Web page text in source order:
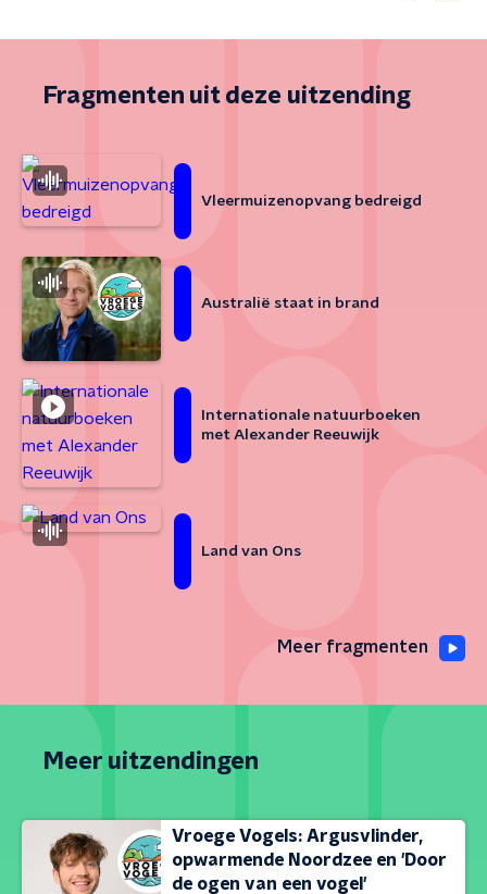
Fragmenten uit deze uitzending
Vleermuizenopvang bedreigd
Australië staat in brand
Internationale natuurboeken
met Alexander Reeuwijk
Land van Ons
Meer fragmenten
Meer uitzendingen
Vroege Vogels: Argusvlinder,
opwarmende Noordzee en 'Door
de ogen van een vogel'